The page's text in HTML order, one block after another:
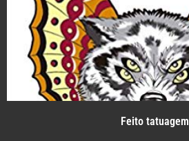
Feito tatuagem